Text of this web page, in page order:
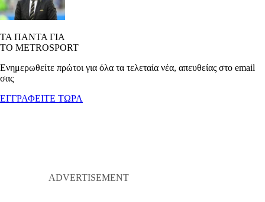
ΤΑ ΠΑΝΤΑ ΓΙΑ
ΤΟ METROSPORT
Ενημερωθείτε πρώτοι για όλα τα τελεταία νέα, απευθείας στο email
σας
ΕΓΓΡΑΦΕΙΤΕ ΤΩΡΑ